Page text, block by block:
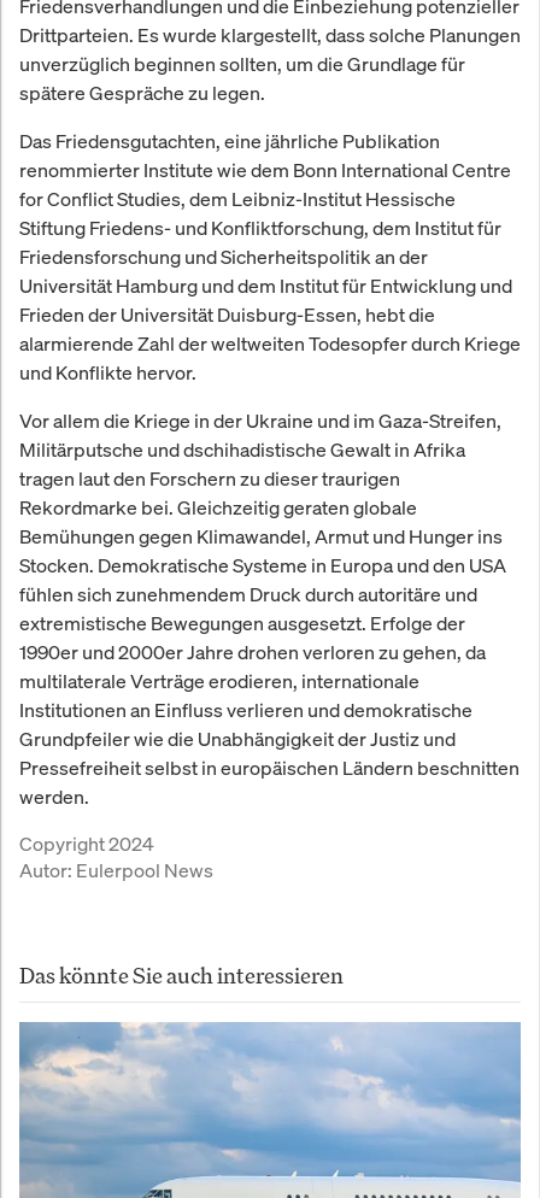
Friedensverhandlungen und die Einbeziehung potenzieller
Drittparteien. Es wurde klargestellt, dass solche Planungen
unverzüglich beginnen sollten, um die Grundlage für
spätere Gespräche zu legen.
Das Friedensgutachten, eine jährliche Publikation
renommierter Institute wie dem Bonn International Centre
for Conflict Studies, dem Leibniz-Institut Hessische
Stiftung Friedens- und Konfliktforschung, dem Institut für
Friedensforschung und Sicherheitspolitik an der
Universität Hamburg und dem Institut für Entwicklung und
Frieden der Universität Duisburg-Essen, hebt die
alarmierende Zahl der weltweiten Todesopfer durch Kriege
und Konflikte hervor.
Vor allem die Kriege in der Ukraine und im Gaza-Streifen,
Militärputsche und dschihadistische Gewalt in Afrika
tragen laut den Forschern zu dieser traurigen
Rekordmarke bei. Gleichzeitig geraten globale
Bemühungen gegen Klimawandel, Armut und Hunger ins
Stocken. Demokratische Systeme in Europa und den USA
fühlen sich zunehmendem Druck durch autoritäre und
extremistische Bewegungen ausgesetzt. Erfolge der
1990er und 2000er Jahre drohen verloren zu gehen, da
multilaterale Verträge erodieren, internationale
Institutionen an Einfluss verlieren und demokratische
Grundpfeiler wie die Unabhängigkeit der Justiz und
Pressefreiheit selbst in europäischen Ländern beschnitten
werden.
Copyright 2024
Autor: Eulerpool News
Das könnte Sie auch interessieren